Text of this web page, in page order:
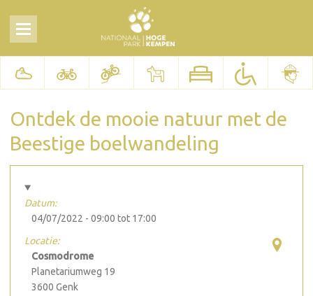
Ontdek de mooie natuur met de
Beestige boelwandeling
Datum:
04/07/2022 - 09:00 tot 17:00
Locatie:
Cosmodrome
Planetariumweg 19
3600 Genk